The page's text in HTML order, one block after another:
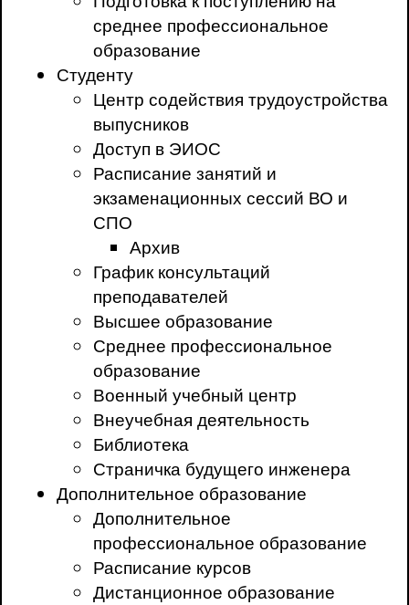
среднее профессиональное
образование
Студенту
Центр содействия трудоустройства
выпусников
Доступ в ЭИОС
Расписание занятий и
экзаменационных сессий ВО и
СПО
Архив
График консультаций
преподавателей
Высшее образование
Среднее профессиональное
образование
Военный учебный центр
Внеучебная деятельность
Библиотека
Страничка будущего инженера
Дополнительное образование
Дополнительное
профессиональное образование
Расписание курсов
Дистанционное образование